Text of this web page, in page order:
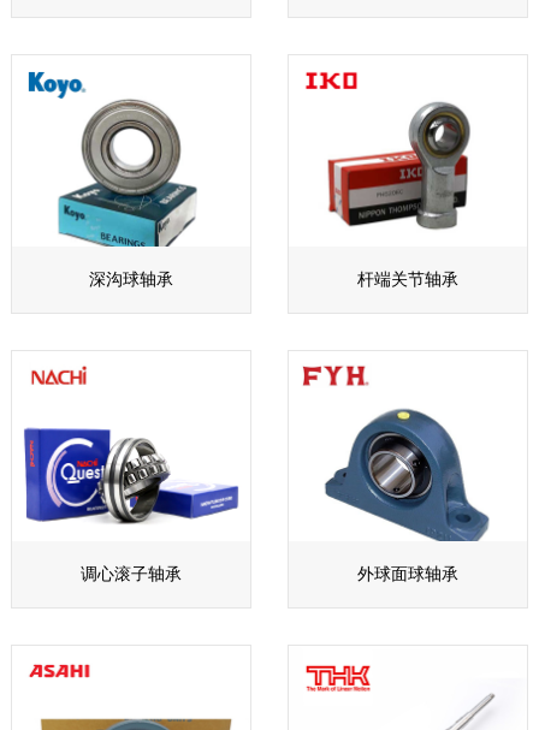
深沟球轴承 杆端关节轴承
调心滚子轴承 外球面球轴承